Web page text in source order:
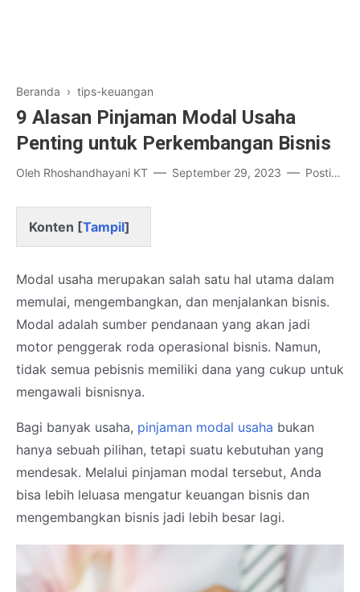
Beranda › tips-keuangan
9 Alasan Pinjaman Modal Usaha
Penting untuk Perkembangan Bisnis
Oleh Rhoshandhayani KT September 29, 2023 Posting Komentar
Konten [Tampil]
Modal usaha merupakan salah satu hal utama dalam
memulai, mengembangkan, dan menjalankan bisnis.
Modal adalah sumber pendanaan yang akan jadi
motor penggerak roda operasional bisnis. Namun,
tidak semua pebisnis memiliki dana yang cukup untuk
mengawali bisnisnya.
Bagi banyak usaha, pinjaman modal usaha bukan
hanya sebuah pilihan, tetapi suatu kebutuhan yang
mendesak. Melalui pinjaman modal tersebut, Anda
bisa lebih leluasa mengatur keuangan bisnis dan
mengembangkan bisnis jadi lebih besar lagi.